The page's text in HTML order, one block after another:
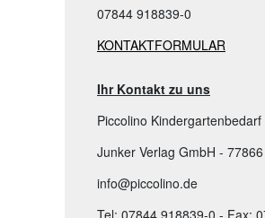
07844 918839-0
KONTAKTFORMULAR
Ihr Kontakt zu uns
Piccolino Kindergartenbedarf
Junker Verlag GmbH -
info@piccolino.de